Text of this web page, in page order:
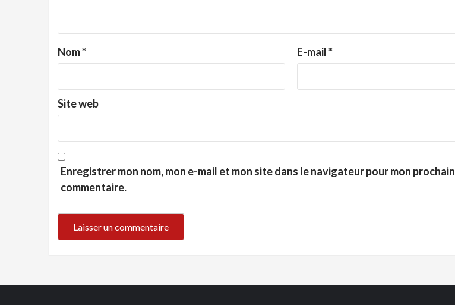
Nom* E-mail*
Site web
Enregistrer mon nom, mon e-mail et mon site dans le navigateur pour mon prochain
commentaire.